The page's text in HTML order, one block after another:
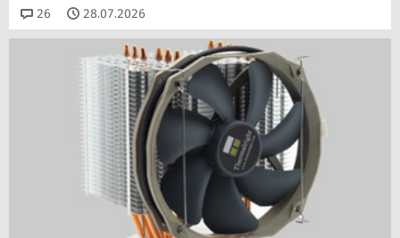
26 Kommentare
28.07.2026